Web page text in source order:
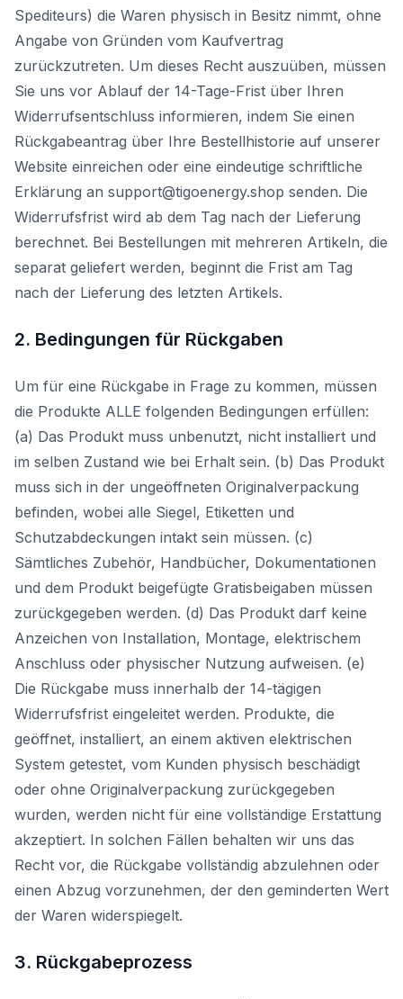
Spediteurs) die Waren physisch in Besitz nimmt, ohne
Angabe von Gründen vom Kaufvertrag
zurückzutreten. Um dieses Recht auszuüben, müssen
Sie uns vor Ablauf der 14-Tage-Frist über Ihren
Widerrufsentschluss informieren, indem Sie einen
Rückgabeantrag über Ihre Bestellhistorie auf unserer
Website einreichen oder eine eindeutige schriftliche
Erklärung an support@tigoenergy.shop senden. Die
Widerrufsfrist wird ab dem Tag nach der Lieferung
berechnet. Bei Bestellungen mit mehreren Artikeln, die
separat geliefert werden, beginnt die Frist am Tag
nach der Lieferung des letzten Artikels.
2. Bedingungen für Rückgaben
Um für eine Rückgabe in Frage zu kommen, müssen
die Produkte ALLE folgenden Bedingungen erfüllen:
(a) Das Produkt muss unbenutzt, nicht installiert und
im selben Zustand wie bei Erhalt sein. (b) Das Produkt
muss sich in der ungeöffneten Originalverpackung
befinden, wobei alle Siegel, Etiketten und
Schutzabdeckungen intakt sein müssen. (c)
Sämtliches Zubehör, Handbücher, Dokumentationen
und dem Produkt beigefügte Gratisbeigaben müssen
zurückgegeben werden. (d) Das Produkt darf keine
Anzeichen von Installation, Montage, elektrischem
Anschluss oder physischer Nutzung aufweisen. (e)
Die Rückgabe muss innerhalb der 14-tägigen
Widerrufsfrist eingeleitet werden. Produkte, die
geöffnet, installiert, an einem aktiven elektrischen
System getestet, vom Kunden physisch beschädigt
oder ohne Originalverpackung zurückgegeben
wurden, werden nicht für eine vollständige Erstattung
akzeptiert. In solchen Fällen behalten wir uns das
Recht vor, die Rückgabe vollständig abzulehnen oder
einen Abzug vorzunehmen, der den geminderten Wert
der Waren widerspiegelt.
3. Rückgabeprozess